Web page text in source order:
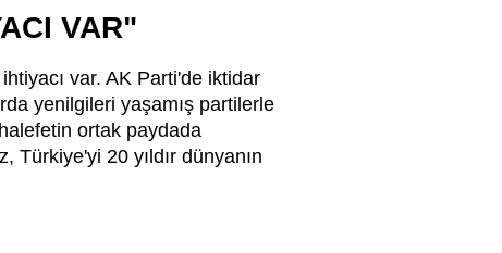
VAR"
var. AK Parti'de iktidar
yenilgileri yaşamış partilerle
ortak paydada
Türkiye'yi 20 yıldır dünyanın